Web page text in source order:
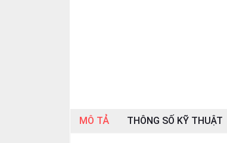
MÔ TẢ THÔNG SỐ KỸ THUẬT